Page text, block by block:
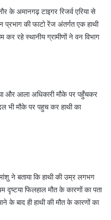
के अमानगढ़ टाइगर रिजर्व एरिया से
प्रभाग की फाटो रेंज अंतर्गत एक हाथी
रहे स्थानीय ग्रामीणों ने वन विभाग
और आला अधिकारी मौके पर पहुँचकर
भी मौके पर पहुच कर हाथी का
ने बताया कि हाथी की उम्र लगभग
दृष्टया फिलहाल मौत के कारणों का पता
के बाद ही हाथी की मौत के कारणों का